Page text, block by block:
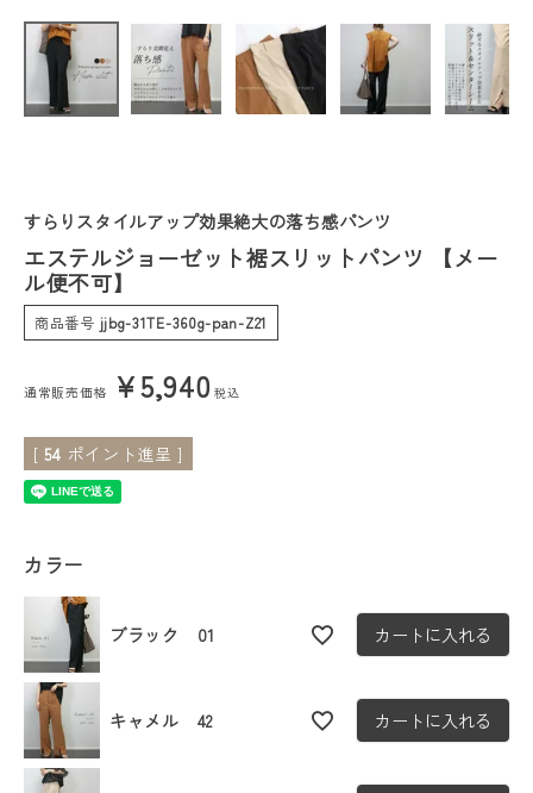
可】
ファッション雑貨
会員ステージ特典プログラムについて
ご利用ガイド
すらりスタイルアップ効果絶大の落ち感パンツ
エステルジョーゼット裾スリットパンツ 【メー
ル便不可】
商品番号 jjbg-31TE-360g-pan-Z21
通常販売価格 ¥5,940 税込
[ 54 ポイント進呈 ]
カラー
ブラック 01 カートに入れる
キャメル 42 カートに入れる